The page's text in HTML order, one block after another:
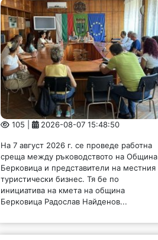
105 | 2026-08-07 15:48:50
На 7 август 2026 г. се проведе работна
среща между ръководството на Община
Берковица и представители на местния
туристически бизнес. Тя бе по
инициатива на кмета на община
Берковица Радослав Найденов...